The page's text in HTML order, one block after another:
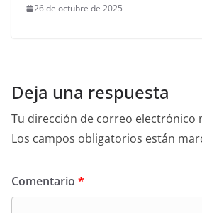
26 de octubre de 2025
Deja una respuesta
Tu dirección de correo electrónico
Los campos obligatorios están
Comentario *